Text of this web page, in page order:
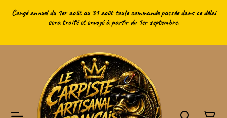
Congé annuel du 1er août au 31 août toute commande passée dans ce délai
sera traité et envoyé à partir du 1er septembre.